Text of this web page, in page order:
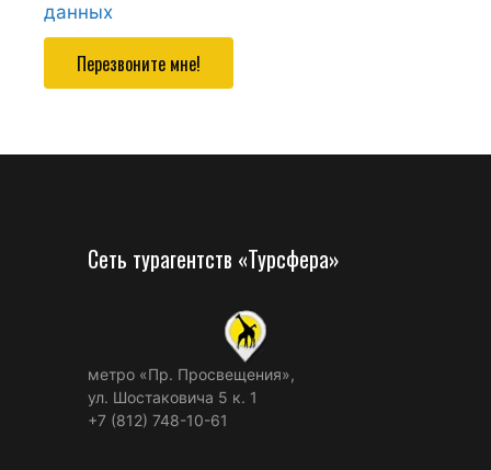
данных
Перезвоните мне!
Сеть турагентств «Турсфера»
метро «Пр. Просвещения»,
ул. Шостаковича 5 к. 1
+7 (812) 748-10-61